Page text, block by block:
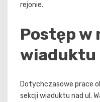
rejonie.
Postęp w
wiaduktu
Dotychczasowe prace
sekcji wiaduktu nad ul.